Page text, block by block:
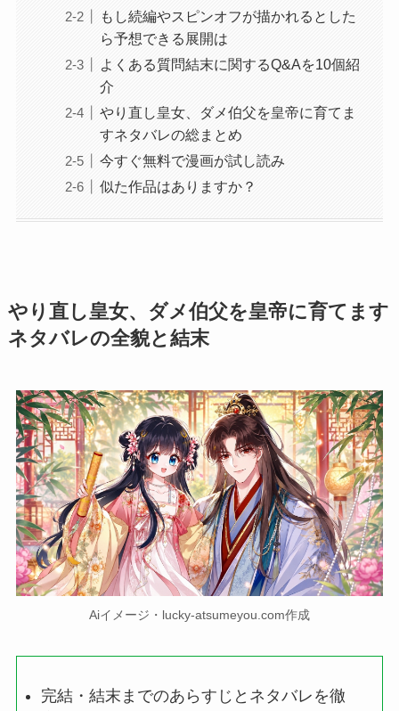
もし続編やスピンオフが描かれるとした
ら予想できる展開は
よくある質問結末に関するQ&Aを10個紹
介
やり直し皇女、ダメ伯父を皇帝に育てま
すネタバレの総まとめ
今すぐ無料で漫画が試し読み
似た作品はありますか？
やり直し皇女、ダメ伯父を皇帝に育てます
ネタバレの全貌と結末
Aiイメージ・lucky-atsumeyou.com作成
完結・結末までのあらすじとネタバレを徹